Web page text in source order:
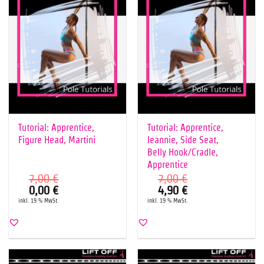
Tutorial: Apprentice,
Figure Head, Martini
7,00€
Ursprünglicher
Preis
war:
0,00 €Aktueller
Preis
ist:
inkl. 19 % MwSt.
Tutorial: Apprentice,
Jeannie, Side Seat,
Belly Hook/Cradle,
Apprentice
7,00€
Ursprünglicher
Preis
war:
4,90 €Aktueller
Preis
ist:
inkl. 19 % MwSt.